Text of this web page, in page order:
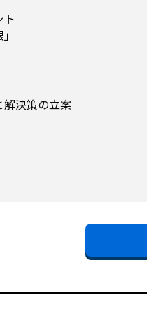
ト
解決策の立案